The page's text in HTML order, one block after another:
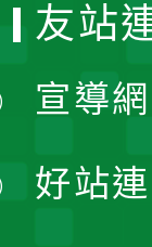
友站
宣導
好站